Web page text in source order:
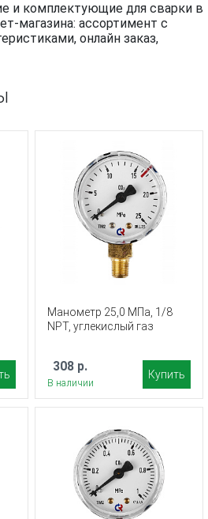
и комплектующие для сварки в
магазина: ассортимент с
онлайн заказ,
Манометр 25,0 МПа, 1/8
NPT, углекислый газ
308 р.
В наличии
Купить